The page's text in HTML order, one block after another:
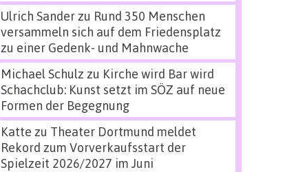
Ulrich Sanderzu Rund 350 Menschen
versammeln sich auf dem Friedensplatz
zu einer Gedenk- und Mahnwache
Michael Schulz zu Kirche wird Bar wird
Schachclub: Kunst setzt im SÖZ auf neue
Formen der Begegnung
Katte zu Theater Dortmund meldet
Rekord zum Vorverkaufsstart der
Spielzeit 2026/2027 im Juni